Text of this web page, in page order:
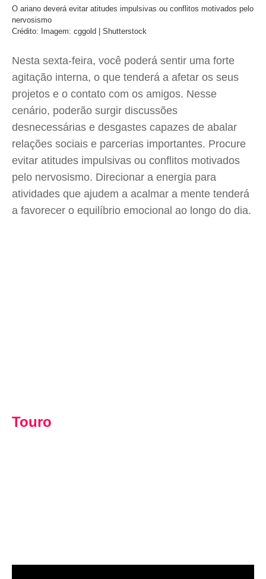
O ariano deverá evitar atitudes impulsivas ou conflitos motivados pelo
nervosismo
Crédito: Imagem: cggold | Shutterstock
Nesta sexta-feira, você poderá sentir uma forte
agitação interna, o que tenderá a afetar os seus
projetos e o contato com os amigos. Nesse
cenário, poderão surgir discussões
desnecessárias e desgastes capazes de abalar
relações sociais e parcerias importantes. Procure
evitar atitudes impulsivas ou conflitos motivados
pelo nervosismo. Direcionar a energia para
atividades que ajudem a acalmar a mente tenderá
a favorecer o equilíbrio emocional ao longo do dia.
Touro